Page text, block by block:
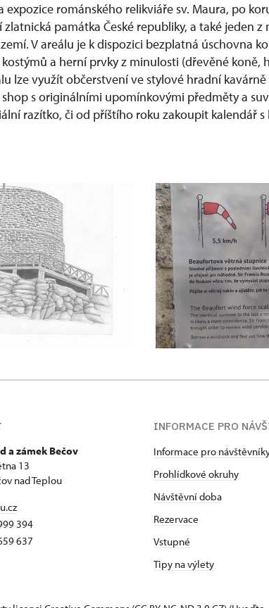
expozice románského relikviáře sv. Maura, po
památka České republiky, a také jeden
V areálu je k dispozici bezplatná úschovna
a herní prvky z minulosti (dřevěné koně,
lze využít občerstvení ve stylové hradní
s originálními upomínkovými předměty a
razítko, či od příštího roku zakoupit kalendář
a zámek Bečov
13
nad Teplou
394
637
INFORMACE PRO
Informace pro
Prohlídkové okruhy
Návštěvní doba
Rezervace
Vstupné
Tipy na výlety